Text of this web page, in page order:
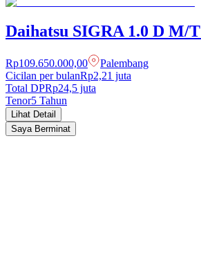
Daihatsu SIGRA 1.0 D M/T
Rp109.650.000,00
Palembang
Cicilan per bulanRp2,21 juta
Total DPRp24,5 juta
Tenor5 Tahun
Lihat Detail
Saya Berminat